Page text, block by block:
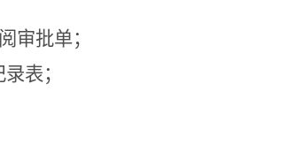
审批单；
表；